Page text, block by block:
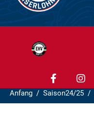
Anfang Saison24/25